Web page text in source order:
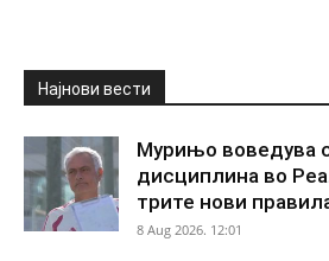
Најнови вести
Мурињо воведува
дисциплина во
трите нови
8 Aug 2026. 12:01